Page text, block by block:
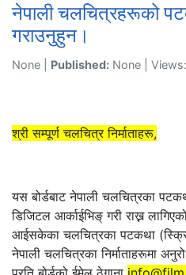
नेपाली चलचित्रहरूको
गराउनुहुन।
None | Published: None |
श्री सम्पूर्ण चलचित्र निर्माताहरू,
यस बोर्डबाट नेपाली चलचित्रका
डिजिटल आर्काईभिङ् गरी राख्न
आईसकेका चलचित्रका पटकथा
नेपाली चलचित्रका निर्माताहरूमा